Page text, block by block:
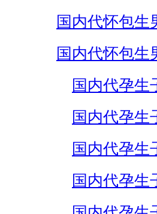
国内代怀包生
国内代怀包生
国内代孕生
国内代孕生
国内代孕生
国内代孕生